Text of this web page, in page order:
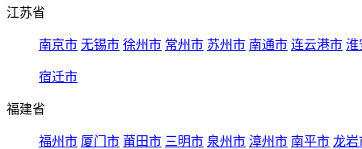
江苏省
南京市 无锡市 徐州市 常州市 苏州市 南通市 连云港市 淮
宿迁市
福建省
福州市 厦门市 莆田市 三明市 泉州市 漳州市 南平市 龙岩